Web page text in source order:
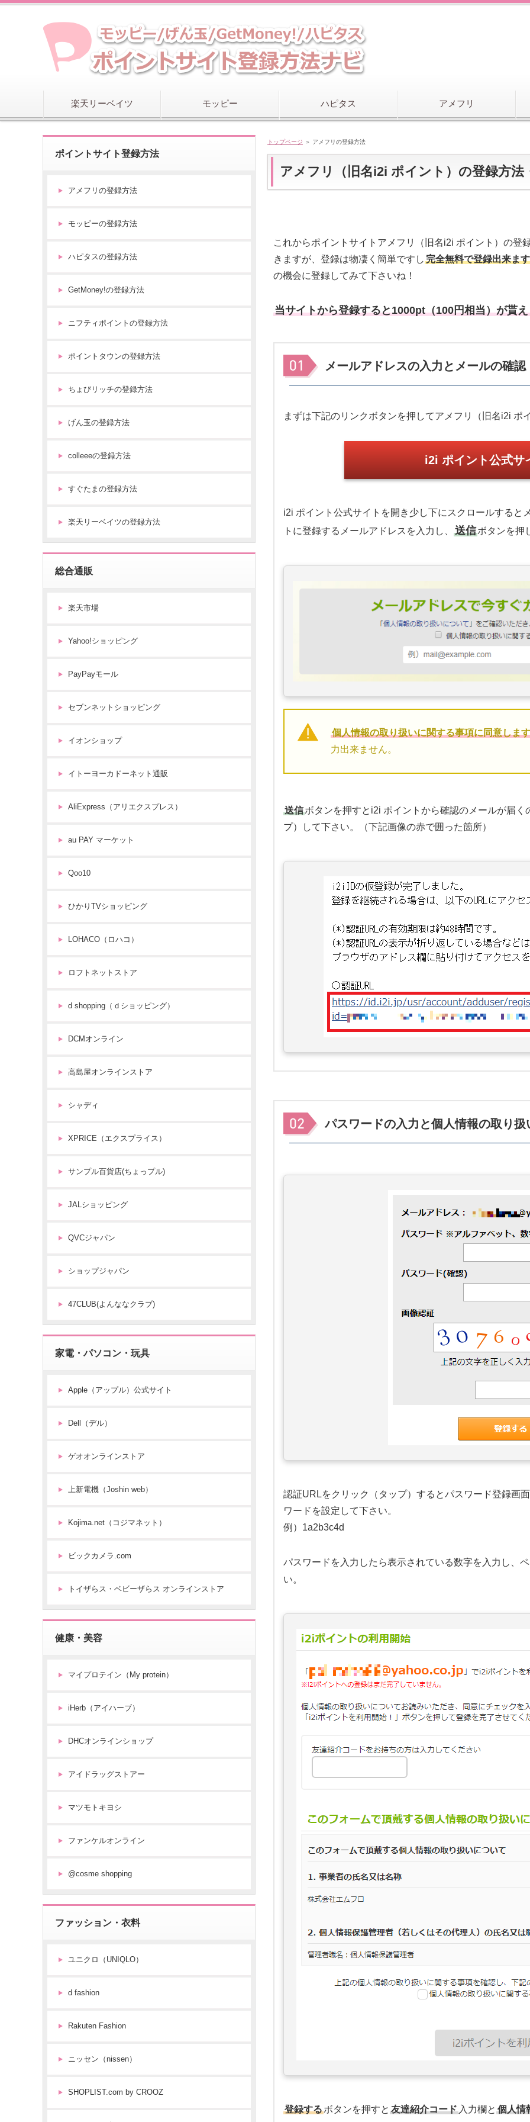
ア
メ
フ
旧
楽天リーベイツ モッピー ハピタス アメフリ
トップページ ＞ アメフリの登録方法
アメフリ（旧名i2i ポイント）の登録方法
これからポイントサイトアメフリ（旧名i2i ポイント）の登
きますが、登録は物凄く簡単ですし 完全無料で登録出来ます
の機会に登録してみて下さいね！
当サイトから登録すると1000pt（100円相当）が貰
メールアドレスの入力とメールの確認
まずは下記のリンクボタンを押してアメフリ（旧名i2i ポ
i2i ポイント公式サ
i2i ポイント公式サイトを開き少し下にスクロールすると
トに登録するメールアドレスを入力し、
送信ボタンを押
個人情報の取り扱いに関する事項に同意します
力出来ません。
送信ボタンを押すとi2i ポイントから確認のメールが届く
プ）して下さい。（下記画像の赤で囲った箇所）
パスワードの入力と個人情報の取り扱
認証URLをクリック（タップ）するとパスワード登録画
ワードを設定して下さい。
例）1a2b3c4d
パスワードを入力したら表示されている数字を入力し、
い。
登録するボタンを押すと 友達紹介コード 入力欄と 個人情
ポイントサイト登録方法
アメフリの登録方法
モッピーの登録方法
ハピタスの登録方法
GetMoney!の登録方法
ニフティポイントの登録方法
ポイントタウンの登録方法
ちょびリッチの登録方法
げん玉の登録方法
colleeeの登録方法
すぐたまの登録方法
楽天リーベイツの登録方法
総合通販
楽天市場
Yahoo!ショッピング
PayPayモール
セブンネットショッピング
イオンショップ
イトーヨーカドーネット通販
AliExpress（アリエクスプレス）
au PAY マーケット
Qoo10
ひかりTVショッピング
LOHACO（ロハコ）
ロフトネットストア
d shopping（ｄショッピング）
DCMオンライン
高島屋オンラインストア
シャディ
XPRICE（エクスプライス）
サンプル百貨店(ちょっプル)
JALショッピング
QVCジャパン
ショップジャパン
47CLUB(よんななクラブ)
家電・パソコン・玩具
Apple（アップル）公式サイト
Dell（デル）
ゲオオンラインストア
上新電機（Joshin web）
Kojima.net（コジマネット）
ビックカメラ.com
トイザらス・ベビーザらス オンラインストア
健康・美容
マイプロテイン（My protein）
iHerb（アイハーブ）
DHCオンラインショップ
アイドラッグストアー
マツモトキヨシ
ファンケルオンライン
@cosme shopping
ファッション・衣料
ユニクロ（UNIQLO）
d fashion
Rakuten Fashion
ニッセン（nissen）
SHOPLIST.com by CROOZ